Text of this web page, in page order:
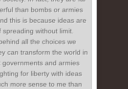
than bombs or armies
this is because ideas are
spreading without limit.
all the choices we
can transform the world in
governments and armies
for liberty with ideas
more sense to me than